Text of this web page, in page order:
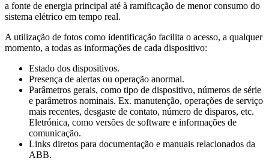
a fonte de energia principal até à ramificação de menor consumo do
sistema elétrico em tempo real.
A utilização de fotos como identificação facilita o acesso, a qualquer
momento, a todas as informações de cada dispositivo:
Estado dos dispositivos.
Presença de alertas ou operação anormal.
Parâmetros gerais, como tipo de dispositivo, números de série
e parâmetros nominais. Ex. manutenção, operações de serviço
mais recentes, desgaste de contato, número de disparos, etc.
Eletrónica, como versões de software e informações de
comunicação.
Links diretos para documentação e manuais relacionados da
ABB.